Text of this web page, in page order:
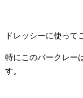
ドレッシーに使って
特にこのバークレー
す。